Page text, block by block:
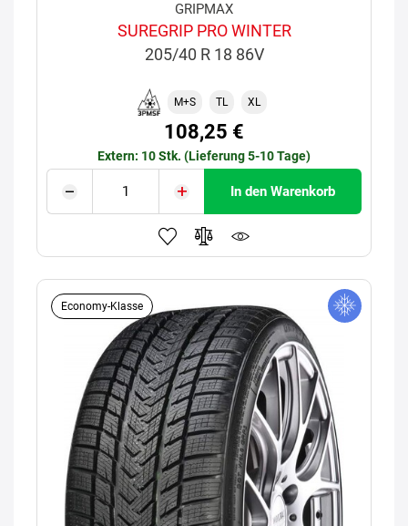
GRIPMAX
SUREGRIP PRO WINTER
205/40 R 18 86V
M+S TL XL
108,25 €
Extern: 10 Stk. (Lieferung 5-10 Tage)
In den Warenkorb
Economy-Klasse